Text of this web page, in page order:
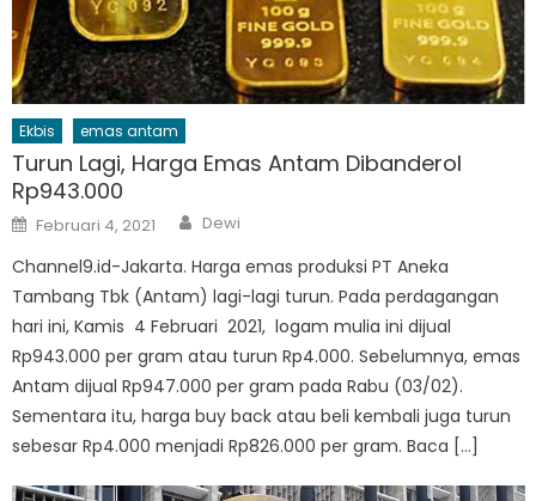
Ekbis emas antam
Turun Lagi, Harga Emas Antam Dibanderol
Rp943.000
Posted
on
Februari 4, 2021 Author
Dewi
Channel9.id-Jakarta. Harga emas produksi PT Aneka
Tambang Tbk (Antam) lagi-lagi turun. Pada perdagangan
hari ini, Kamis 4 Februari 2021, logam mulia ini dijual
Rp943.000 per gram atau turun Rp4.000. Sebelumnya, emas
Antam dijual Rp947.000 per gram pada Rabu (03/02).
Sementara itu, harga buy back atau beli kembali juga turun
sebesar Rp4.000 menjadi Rp826.000 per gram. Baca […]